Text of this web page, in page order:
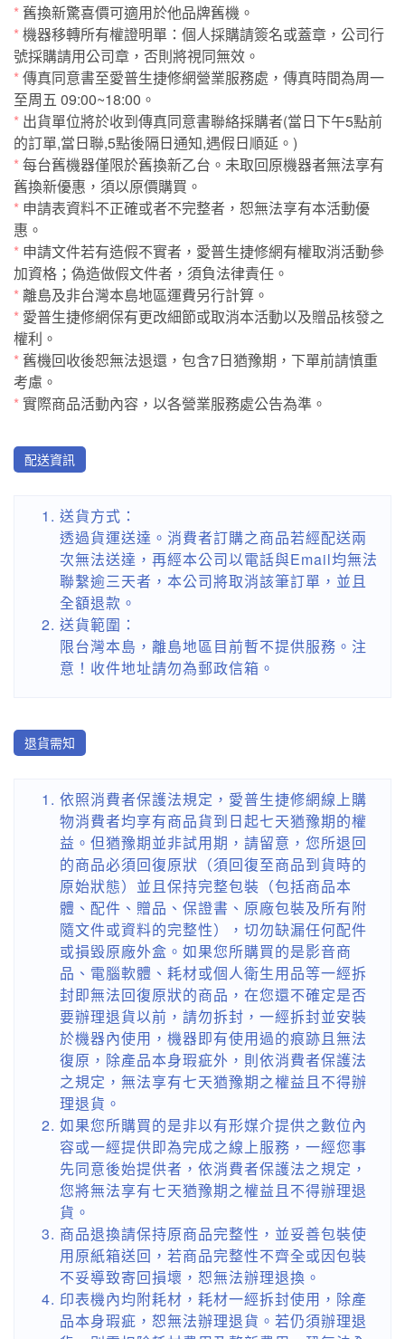
* 舊換新驚喜價可適用於他品牌舊機。
*機器移轉所有權證明單：個人採購請簽名或蓋章，公司行
號採購請用公司章，否則將視同無效。
*傳真同意書至愛普生捷修網營業服務處，傳真時間為周一
至周五 09:00~18:00。
* 出貨單位將於收到傳真同意書聯絡採購者(當日下午5點前
的訂單,當日聯,5點後隔日通知,遇假日順延。)
*每台舊機器僅限於舊換新乙台。未取回原機器者無法享有
舊換新優惠，須以原價購買。
* 申請表資料不正確或者不完整者，恕無法享有本活動優
惠。
* 申請文件若有造假不實者，愛普生捷修網有權取消活動參
加資格；偽造做假文件者，須負法律責任。
*離島及非台灣本島地區運費另行計算。
* 愛普生捷修網保有更改細節或取消本活動以及贈品核發之
權利。
* 舊機回收後恕無法退還，包含7日猶豫期，下單前請慎重
考慮。
*實際商品活動內容，以各營業服務處公告為準。
配送資訊
送貨方式：
透過貨運送達。消費者訂購之商品若經配送兩
次無法送達，再經本公司以電話與Email均無法
聯繫逾三天者，本公司將取消該筆訂單，並且
全額退款。
送貨範圍：
限台灣本島，離島地區目前暫不提供服務。注
意！收件地址請勿為郵政信箱。
退貨需知
依照消費者保護法規定，愛普生捷修網線上購
物消費者均享有商品貨到日起七天猶豫期的權
益。但猶豫期並非試用期，請留意，您所退回
的商品必須回復原狀（須回復至商品到貨時的
原始狀態）並且保持完整包裝（包括商品本
體、配件、贈品、保證書、原廠包裝及所有附
隨文件或資料的完整性），切勿缺漏任何配件
或損毀原廠外盒。如果您所購買的是影音商
品、電腦軟體、耗材或個人衛生用品等一經拆
封即無法回復原狀的商品，在您還不確定是否
要辦理退貨以前，請勿拆封，一經拆封並安裝
於機器內使用，機器即有使用過的痕跡且無法
復原，除產品本身瑕疵外，則依消費者保護法
之規定，無法享有七天猶豫期之權益且不得辦
理退貨。
如果您所購買的是非以有形媒介提供之數位內
容或一經提供即為完成之線上服務，一經您事
先同意後始提供者，依消費者保護法之規定，
您將無法享有七天猶豫期之權益且不得辦理退
貨。
商品退換請保持原商品完整性，並妥善包裝使
用原紙箱送回，若商品完整性不齊全或因包裝
不妥導致寄回損壞，恕無法辦理退換。
印表機內均附耗材，耗材一經拆封使用，除產
品本身瑕疵，恕無法辦理退貨。若仍須辦理退